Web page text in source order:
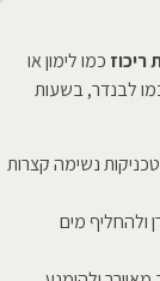
כמו לימון או
לבנדר, בשעות
נשימה קצרות
ולהחליף מים